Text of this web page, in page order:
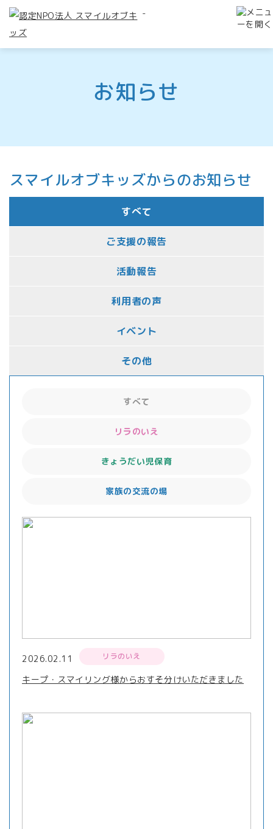
-
お知らせ
スマイルオブキッズからのお知らせ
すべて
ご支援の報告
活動報告
利用者の声
イベント
その他
すべて
リラのいえ
きょうだい児保育
家族の交流の場
2026.02.11 リラのいえ
キープ・スマイリング様からおすそ分けいただきました